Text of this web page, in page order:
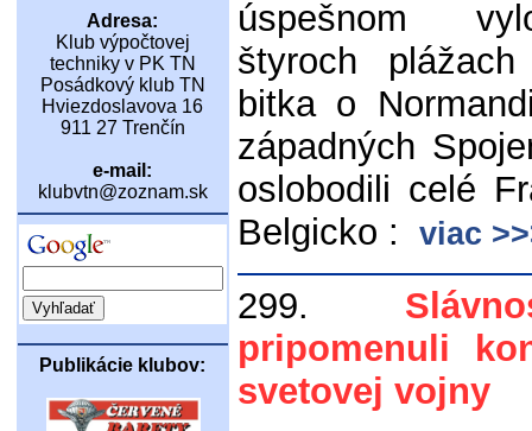
Adresa:
Klub výpočtovej
techniky v PK TN
Posádkový klub TN
Hviezdoslavova 16
911 27 Trenčín
e-mail:
klubvtn@zoznam.sk
Publikácie klubov:
úspešnom
štyroch
bitka o
západných
oslobodili celé
Belgicko :
viac
299.
pripomenuli
svetovej vojny